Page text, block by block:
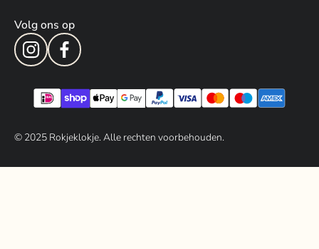
Volg ons op
© 2025Rokjeklokje. Alle rechten voorbehouden.